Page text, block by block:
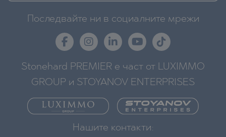
Последвайте ни в социалните мрежи
Stonehard PREMIER е част от LUXIMMO
GROUP и STOYANOV ENTERPRISES
Нашите контакти: